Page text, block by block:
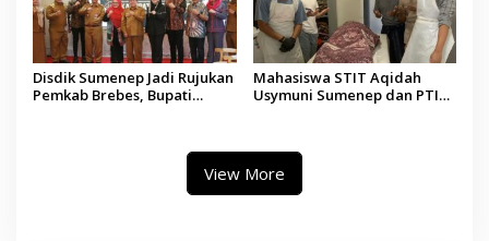
Disdik Sumenep Jadi Rujukan
Pemkab Brebes, Bupati
Mahasiswa STIT Aqidah
Usymuni Sumenep dan PTIQ
View More